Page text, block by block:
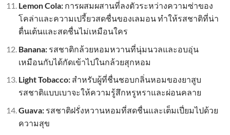
Lemon Cola:การผสมผสานที่ลงตัวระหว่างความซ่าของ
โคล่าและความเปรี้ยวสดชื่นของเลมอน ทำให้รสชาติที่น่า
ตื่นเต้นและสดชื่นไม่เหมือนใคร
Banana:รสชาติกล้วยหอมหวานที่นุ่มนวลและอบอุ่น
เหมือนกับได้กัดเข้าไปในกล้วยสุกหอม
Light Tobacco:สำหรับผู้ที่ชื่นชอบกลิ่นหอมของยาสูบ
รสชาติแบบเบาจะให้ความรู้สึกหรูหราและผ่อนคลาย
Guava:รสชาติฝรั่งหวานหอมที่สดชื่นและเต็มเปี่ยมไปด้วย
ความสุข